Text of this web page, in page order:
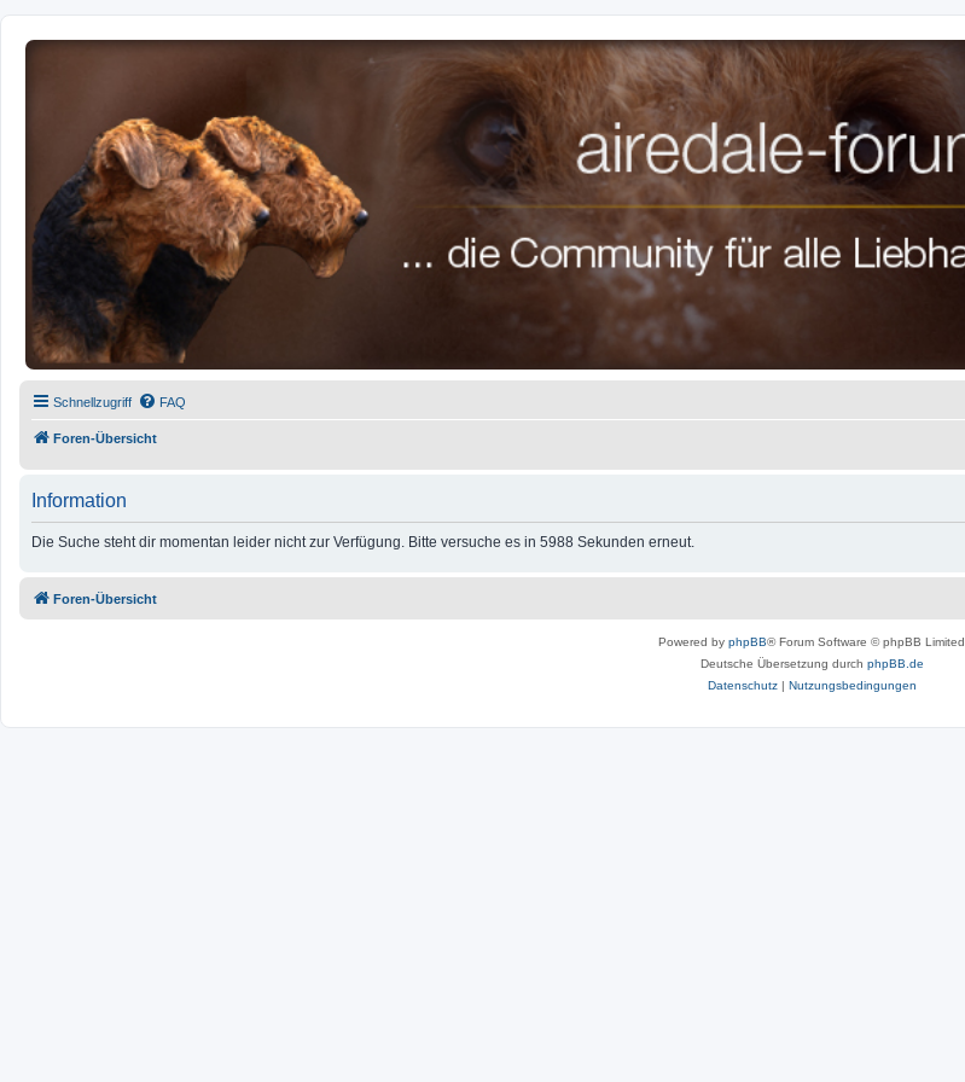
Schnellzugriff FAQ
Foren-Übersicht
Information
Die Suche steht dir momentan leider nicht zur Verfügung. Bitte versuche es in 5988 Sekunden erneut.
Foren-Übersicht
Powered by phpBB® Forum Software © phpBB Limited
Deutsche Übersetzung durch phpBB.de
Datenschutz| Nutzungsbedingungen